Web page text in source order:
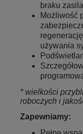
braku
Możliwość
używania
* wielkości
roboczych i
Zapewniamy: